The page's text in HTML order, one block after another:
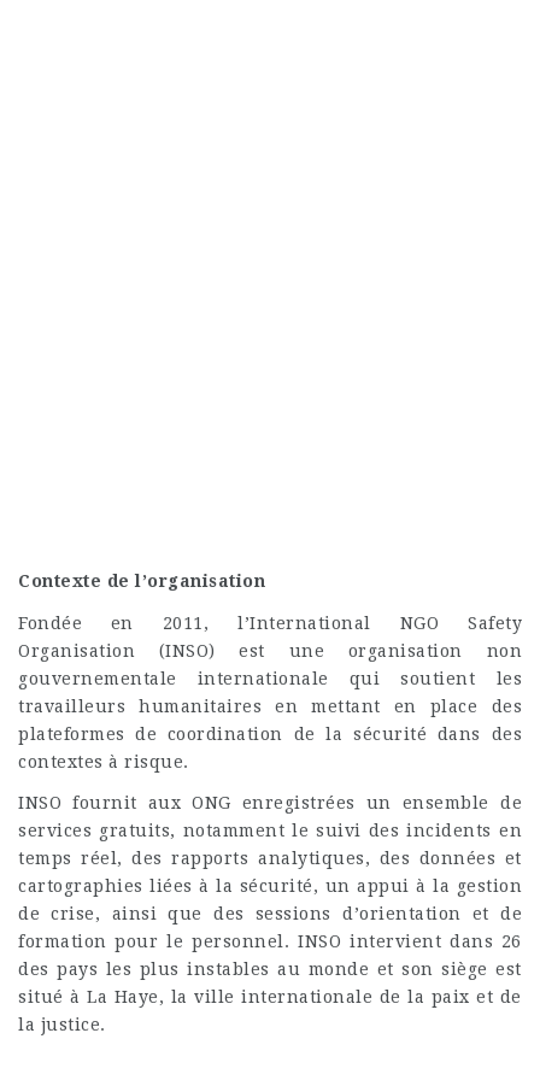
Contexte de l’organisation
Fondée en 2011, l’International NGO Safety
Organisation (INSO) est une organisation non
gouvernementale internationale qui soutient les
travailleurs humanitaires en mettant en place des
plateformes de coordination de la sécurité dans des
contextes à risque.
INSO fournit aux ONG enregistrées un ensemble de
services gratuits, notamment le suivi des incidents en
temps réel, des rapports analytiques, des données et
cartographies liées à la sécurité, un appui à la gestion
de crise, ainsi que des sessions d’orientation et de
formation pour le personnel. INSO intervient dans 26
des pays les plus instables au monde et son siège est
situé à La Haye, la ville internationale de la paix et de
la justice.